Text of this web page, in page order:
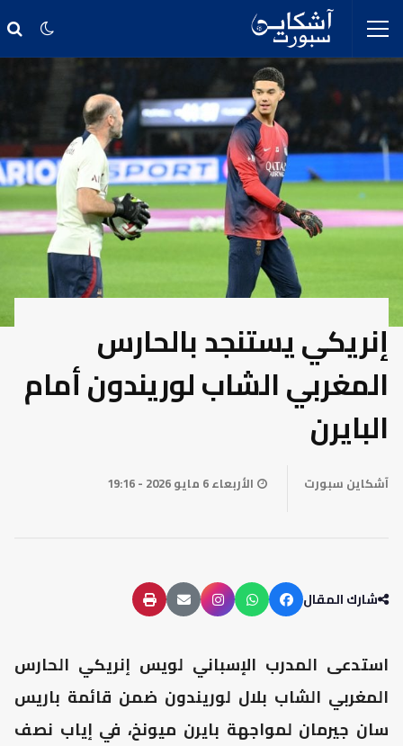
إنريكي يستنجد بالحارس
المغربي الشاب لوريندون أمام
البايرن
آشكاين سبورت الأربعاء 6 مايو 2026 - 19:16
شارك المقال
استدعى المدرب الإسباني لويس إنريكي الحارس
المغربي الشاب بلال لوريندون ضمن قائمة باريس
سان جيرمان لمواجهة بايرن ميونخ، في إياب نصف